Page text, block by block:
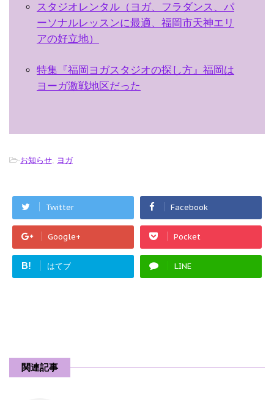
スタジオレンタル（ヨガ、フラダンス、パ
ーソナルレッスンに最適、福岡市天神エリ
アの好立地）
特集『福岡ヨガスタジオの探し方』福岡は
ヨーガ激戦地区だった
-お知らせ ヨガ
Twitter Facebook
Google+ Pocket
B! はてブ LINE
関連記事